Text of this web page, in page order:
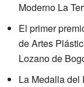
Moderno La
El primer
de Artes
Lozano de
La Medalla del